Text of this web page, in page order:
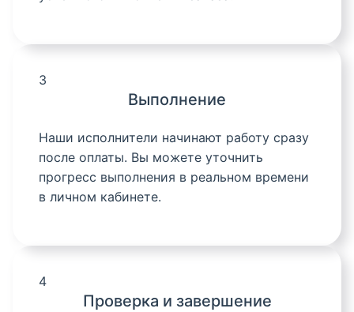
3
Выполнение
Наши исполнители начинают работу сразу
после оплаты. Вы можете уточнить
прогресс выполнения в реальном времени
в личном кабинете.
4
Проверка и завершение